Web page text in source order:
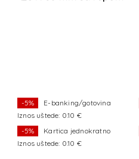
-5%
E-banking/gotovina
Iznos uštede: 0.10 €
-5%
Kartica jednokratno
Iznos uštede: 0.10 €